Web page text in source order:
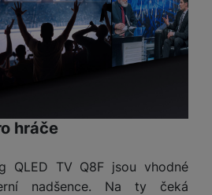
hráče
QLED TV Q8F jsou vhodné
nadšence. Na ty čeká